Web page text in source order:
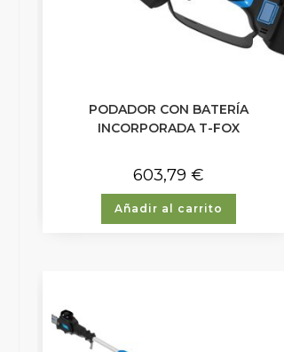
PODADOR CON BATERÍA
INCORPORADA T-FOX
603,79€
Añadir al carrito